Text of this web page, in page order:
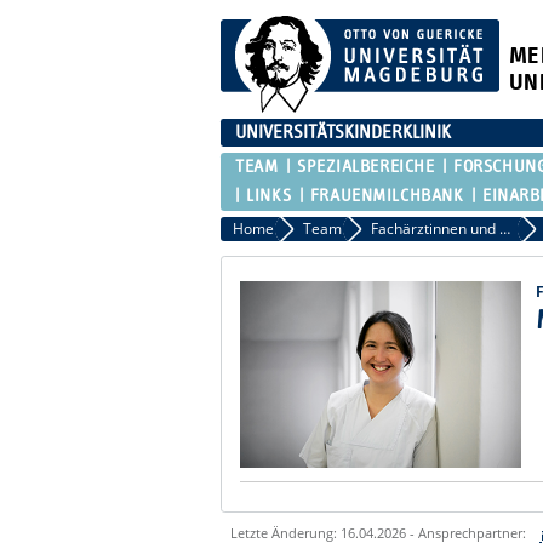
UNIVERSITÄTSKINDERKLINIK
TEAM SPEZIALBEREICHE
LINKS
FRAUENMILCHBANK
Home Team Fachärztinnen und Fachärzte
Letzte Änderung: 16.04.2026 - Ansprechpartner: